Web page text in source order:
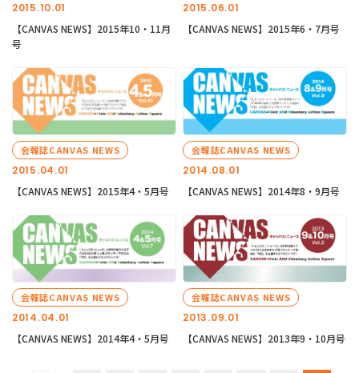
2015.10.01
【CANVAS NEWS】2015年10・11月
号
2015.06.01
【CANVAS NEWS】2015年6・7月号
2015.04.01
会報誌CANVAS NEWS
【CANVAS NEWS】2015年4・5月号
2014.08.01
会報誌CANVAS NEWS
【CANVAS NEWS】2014年8・9月号
2014.04.01
会報誌CANVAS NEWS
【CANVAS NEWS】2014年4・5月号
2013.09.01
会報誌CANVAS NEWS
【CANVAS NEWS】2013年9・10月号